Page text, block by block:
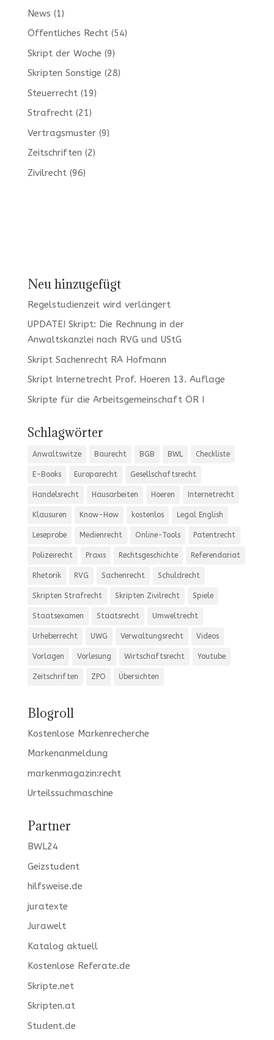
News (1)
Öffentliches Recht(54)
Skript der Woche (9)
Skripten Sonstige (28)
Steuerrecht(19)
Strafrecht(21)
Vertragsmuster(9)
Zeitschriften (2)
Zivilrecht(96)
Neu hinzugefügt
Regelstudienzeit wird verlängert
UPDATE! Skript: Die Rechnung in der
Anwaltskanzlei nach RVG und UStG
Skript Sachenrecht RA Hofmann
Skript Internetrecht Prof. Hoeren 13. Auflage
Skripte für die Arbeitsgemeinschaft ÖR I
Schlagwörter
Anwaltswitze Baurecht BGB BWL Checkliste
E-Books Europarecht Gesellschaftsrecht
Handelsrecht Hausarbeiten Hoeren Internetrecht
Klausuren Know-How kostenlos Legal English
Leseprobe Medienrecht Online-Tools Patentrecht
Polizeirecht Praxis Rechtsgeschichte Referendariat
Rhetorik RVG Sachenrecht Schuldrecht
Skripten Strafrecht Skripten Zivilrecht Spiele
Staatsexamen Staatsrecht Umweltrecht
Urheberrecht UWG Verwaltungsrecht Videos
Vorlagen Vorlesung Wirtschaftsrecht Youtube
Zeitschriften ZPO Übersichten
Blogroll
Kostenlose Markenrecherche
Markenanmeldung
markenmagazin:recht
Urteilssuchmaschine
Partner
BWL24
Geizstudent
hilfsweise.de
juratexte
Jurawelt
Katalog aktuell
Kostenlose Referate.de
Skripte.net
Skripten.at
Student.de